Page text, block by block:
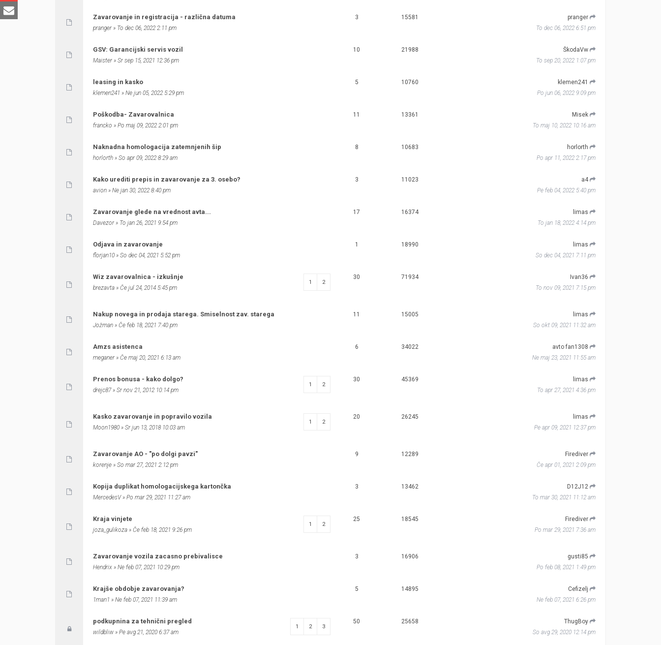
Zavarovanje in registracija - različna datuma
pranger» To dec 06, 2022 2:11 pm
3 15581
pranger
To dec 06, 2022 6:51 pm
GSV: Garancijski servis vozil
Maister» Sr sep 15, 2021 12:36 pm
10 21988
ŠkodaVw
To sep 20, 2022 1:07 pm
leasing in kasko
klemen241 » Ne jun 05, 2022 5:29 pm
5 10760
klemen241
Po jun 06, 2022 9:09 pm
Poškodba- Zavarovalnica
francko » Po maj 09, 2022 2:01 pm
11 13361
Misek
To maj 10, 2022 10:16 am
Naknadna homologacija zatemnjenih šip
horlorth » So apr 09, 2022 8:29 am
8 10683
horlorth
Po apr 11, 2022 2:17 pm
Kako urediti prepis in zavarovanje za 3. osebo?
avion » Ne jan 30, 2022 8:40 pm
3 11023
a4
Pe feb 04, 2022 5:40 pm
Zavarovanje glede na vrednost avta...
Davezor» To jan 26, 2021 9:54 pm
17 16374
limas
To jan 18, 2022 4:14 pm
Odjava in zavarovanje
florjan10 » So dec 04, 2021 5:52 pm
1 18990
limas
So dec 04, 2021 7:11 pm
1 2
Wiz zavarovalnica - izkušnje
brezavta » Če jul 24, 2014 5:45 pm
30 71934
Ivan36
To nov 09, 2021 7:15 pm
Nakup novega in prodaja starega. Smiselnost zav. starega
Jožman » Če feb 18, 2021 7:40 pm
11 15005
limas
So okt 09, 2021 11:32 am
Amzs asistenca
meganer» Če maj 20, 2021 6:13 am
6 34022
avto fan1308
Ne maj 23, 2021 11:55 am
1 2
Prenos bonusa - kako dolgo?
drejc87» Sr nov 21, 2012 10:14 pm
30 45369
limas
To apr 27, 2021 4:36 pm
1 2
Kasko zavarovanje in popravilo vozila
Moon1980 » Sr jun 13, 2018 10:03 am
20 26245
limas
Pe apr 09, 2021 12:37 pm
Zavarovanje AO - "po dolgi pavzi"
korenje » So mar 27, 2021 2:12 pm
9 12289
Firediver
Če apr 01, 2021 2:09 pm
Kopija duplikat homologacijskega kartončka
MercedesV» Po mar 29, 2021 11:27 am
3 13462
D12J12
To mar 30, 2021 11:12 am
1 2
Kraja vinjete
joza_gulikoza » Če feb 18, 2021 9:26 pm
25 18545
Firediver
Po mar 29, 2021 7:36 am
Zavarovanje vozila zacasno prebivalisce
Hendrix » Ne feb 07, 2021 10:29 pm
3 16906
gusti85
Po feb 08, 2021 1:49 pm
Krajše obdobje zavarovanja?
1man1 » Ne feb 07, 2021 11:39 am
5 14895
Cefizelj
Ne feb 07, 2021 6:26 pm
1 2 3
podkupnina za tehnični pregled
wildbliw » Pe avg 21, 2020 6:37 am
50 25658
ThugBoy
So avg 29, 2020 12:14 pm